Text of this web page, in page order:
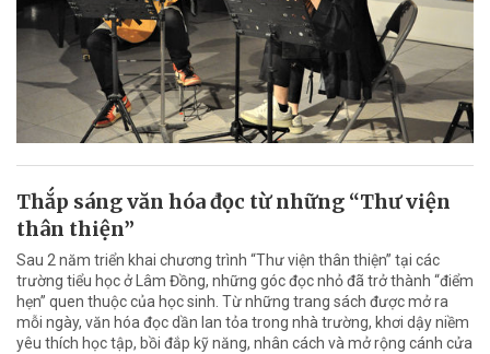
Thắp sáng văn hóa đọc từ những “Thư viện
thân thiện”
Sau 2 năm triển khai chương trình “Thư viện thân thiện” tại các
trường tiểu học ở Lâm Đồng, những góc đọc nhỏ đã trở thành “điểm
hẹn” quen thuộc của học sinh. Từ những trang sách được mở ra
mỗi ngày, văn hóa đọc dần lan tỏa trong nhà trường, khơi dậy niềm
yêu thích học tập, bồi đắp kỹ năng, nhân cách và mở rộng cánh cửa